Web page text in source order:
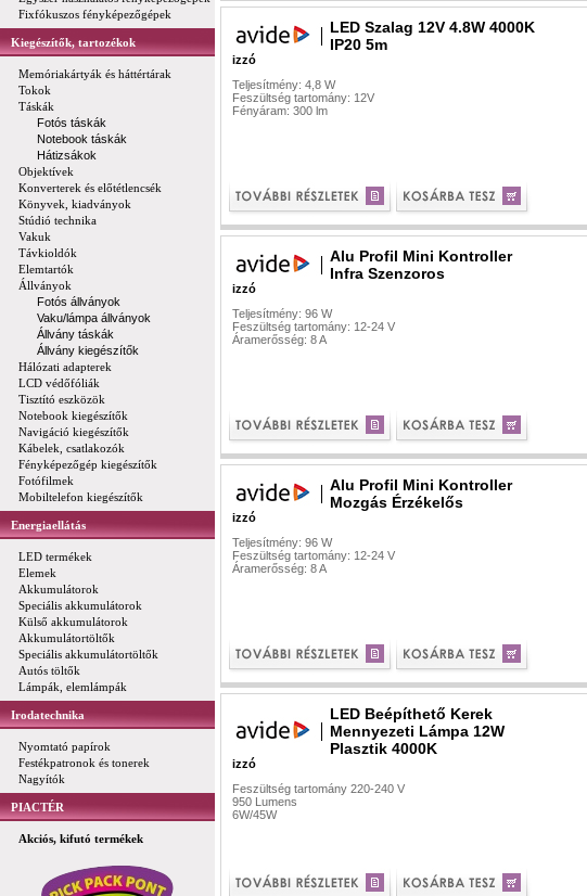
Fixfókuszos fényképezőgépek
Kiegészítők, tartozékok
Memóriakártyák és háttértárak
Tokok
Táskák
Fotós táskák
Notebook táskák
Hátizsákok
Objektívek
Konverterek és előtétlencsék
Könyvek, kiadványok
Stúdió technika
Vakuk
Távkioldók
Elemtartók
Állványok
Fotós állványok
Vaku/lámpa állványok
Állvány táskák
Állvány kiegészítők
Hálózati adapterek
LCD védőfóliák
Tisztító eszközök
Notebook kiegészítők
Navigáció kiegészítők
Kábelek, csatlakozók
Fényképezőgép kiegészítők
Fotófilmek
Mobiltelefon kiegészítők
Energiaellátás
LED termékek
Elemek
Akkumulátorok
Speciális akkumulátorok
Külső akkumulátorok
Akkumulátortöltők
Speciális akkumulátortöltők
Autós töltők
Lámpák, elemlámpák
Irodatechnika
Nyomtató papírok
Festékpatronok és tonerek
Nagyítók
PIACTÉR
Akciós, kifutó termékek
LED Szalag 12V 4.8W 4000K
IP20 5m
izzó
Teljesítmény: 4,8 W
Feszültség tartomány: 12V
Fényáram: 300 lm
Alu Profil Mini Kontroller
Infra Szenzoros
izzó
Teljesítmény: 96 W
Feszültség tartomány: 12-24 V
Áramerősség: 8 A
Alu Profil Mini Kontroller
Mozgás Érzékelős
izzó
Teljesítmény: 96 W
Feszültség tartomány: 12-24 V
Áramerősség: 8 A
LED Beépíthető Kerek
Mennyezeti Lámpa 12W
Plasztik 4000K
izzó
Feszültség tartomány 220-240 V
950 Lumens
6W/45W